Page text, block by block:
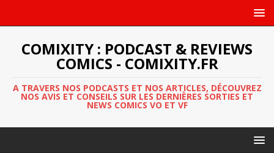
COMIXITY : PODCAST & REVIEWS
COMICS - COMIXITY.FR
A TRAVERS NOS PODCASTS ET NOS ARTICLES, DÉCOUVREZ
NOS AVIS ET CONSEILS SUR LES DERNIÈRES SORTIES ET
NEWS COMICS VO ET VF